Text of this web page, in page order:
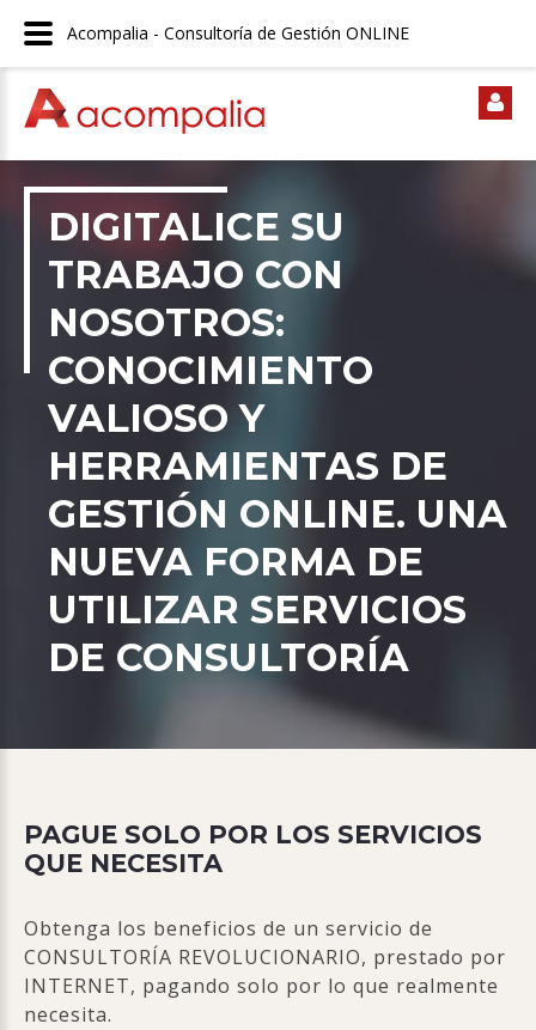
DIGITALICE SU
TRABAJO CON
NOSOTROS:
CONOCIMIENTO
VALIOSO Y
HERRAMIENTAS DE
GESTIÓN ONLINE. UNA
NUEVA FORMA DE
UTILIZAR SERVICIOS
DE CONSULTORÍA
PAGUE SOLO POR LOS SERVICIOS
QUE NECESITA
Obtenga los beneficios de un servicio de
CONSULTORÍA REVOLUCIONARIO, prestado por
INTERNET, pagando solo por lo que realmente
necesita.
Acompalia - Consultoría de Gestión ONLINE